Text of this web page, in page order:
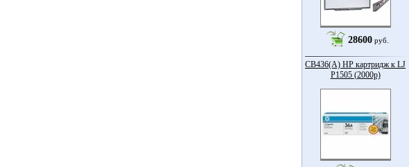
28600 руб.
CB436(A) HP картридж к LJ
P1505 (2000p)